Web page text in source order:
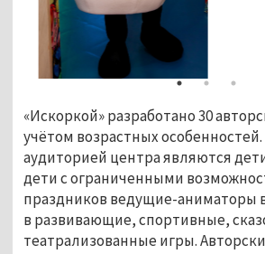
«Искоркой» разработано 30
учётом возрастных
аудиторией центра являются
дети с ограниченными
праздников ведущие-аниматоры
в развивающие, спортивные,
театрализованные игры.